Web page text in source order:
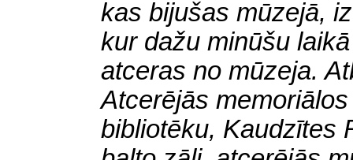
kas bijušas mūzejā,
kur dažu minūšu
atceras no mūzeja.
Atcerējās
bibliotēku, Kaudzītes